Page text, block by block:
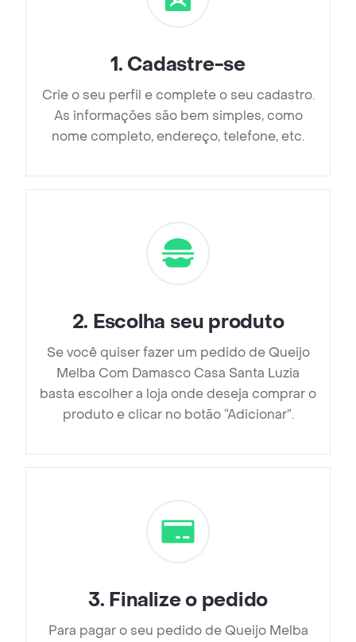
1. Cadastre-se
Crie o seu perfil e complete o seu cadastro.
As informações são bem simples, como
nome completo, endereço, telefone, etc.
2. Escolha seu produto
Se você quiser fazer um pedido de Queijo
Melba Com Damasco Casa Santa Luzia
basta escolher a loja onde deseja comprar o
produto e clicar no botão “Adicionar”.
3. Finalize o pedido
Para pagar o seu pedido de Queijo Melba